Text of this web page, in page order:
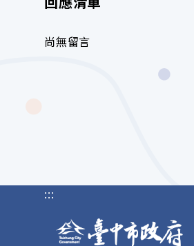
尚無留言
:::